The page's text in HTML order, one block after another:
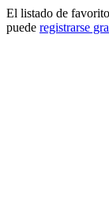
El listado de
puede registrarse